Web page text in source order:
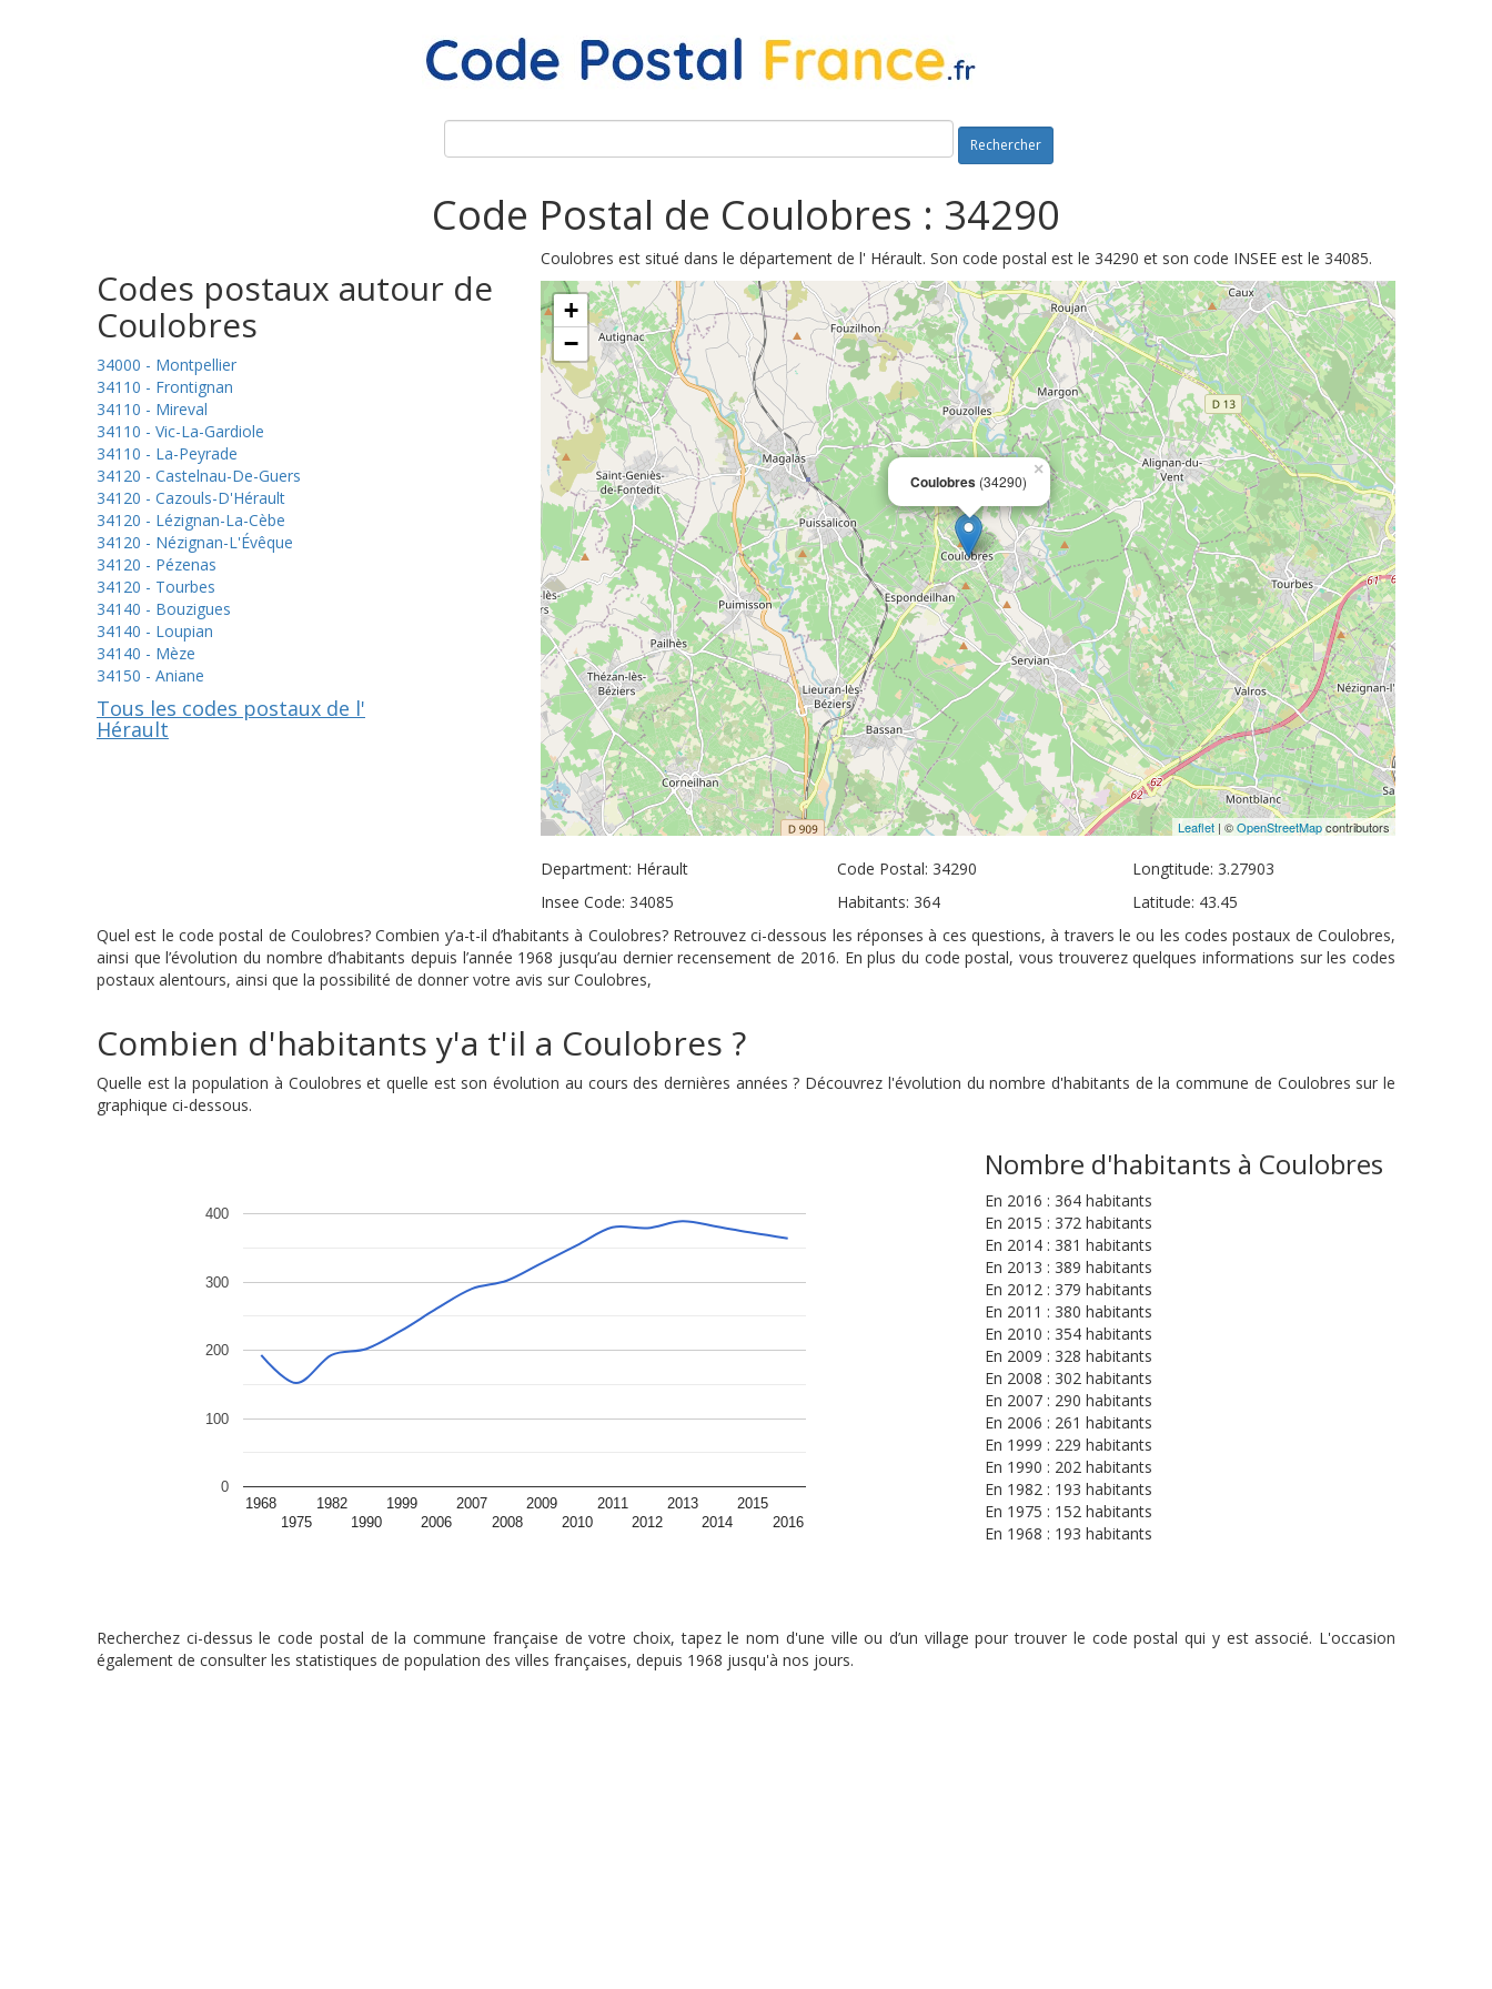
Rechercher
Code Postal de Coulobres : 34290
Codes postaux autour de
Coulobres
34000 - Montpellier
34110 - Frontignan
34110 - Mireval
34110 - Vic-La-Gardiole
34110 - La-Peyrade
34120 - Castelnau-De-Guers
34120 - Cazouls-D'Hérault
34120 - Lézignan-La-Cèbe
34120 - Nézignan-L'Évêque
34120 - Pézenas
34120 - Tourbes
34140 - Bouzigues
34140 - Loupian
34140 - Mèze
34150 - Aniane
Tous les codes postaux de l'
Hérault
Coulobres est situé dans le département de l' Hérault. Son code postal est le 34290 et son code INSEE est le 34085.
Coulobres (34290)
×
+
−
Leaflet | ©OpenStreetMapcontributors
Department: Hérault
Insee Code: 34085
Code Postal: 34290
Habitants: 364
Longtitude: 3.27903
Latitude: 43.45
Quel est le code postal de Coulobres? Combien y’a-t-il d’habitants à Coulobres? Retrouvez ci-dessous les réponses à ces questions, à travers le ou les codes postaux de Coulobres,
ainsi que l’évolution du nombre d’habitants depuis l’année 1968 jusqu’au dernier recensement de 2016. En plus du code postal, vous trouverez quelques informations sur les codes
postaux alentours, ainsi que la possibilité de donner votre avis sur Coulobres,
Combien d'habitants y'a t'il a Coulobres ?
Quelle est la population à Coulobres et quelle est son évolution au cours des dernières années ? Découvrez l'évolution du nombre d'habitants de la commune de Coulobres sur le
graphique ci-dessous.
1968
1975
1982
1990
1999
2006
2007
2008
2009
2010
2011
2012
2013
2014
2015
2016
0
100
200
300
400
Nombre d'habitants à Coulobres
En 2016 : 364 habitants
En 2015 : 372 habitants
En 2014 : 381 habitants
En 2013 : 389 habitants
En 2012 : 379 habitants
En 2011 : 380 habitants
En 2010 : 354 habitants
En 2009 : 328 habitants
En 2008 : 302 habitants
En 2007 : 290 habitants
En 2006 : 261 habitants
En 1999 : 229 habitants
En 1990 : 202 habitants
En 1982 : 193 habitants
En 1975 : 152 habitants
En 1968 : 193 habitants
Recherchez ci-dessus le code postal de la commune française de votre choix, tapez le nom d'une ville ou d’un village pour trouver le code postal qui y est associé. L'occasion
également de consulter les statistiques de population des villes françaises, depuis 1968 jusqu'à nos jours.